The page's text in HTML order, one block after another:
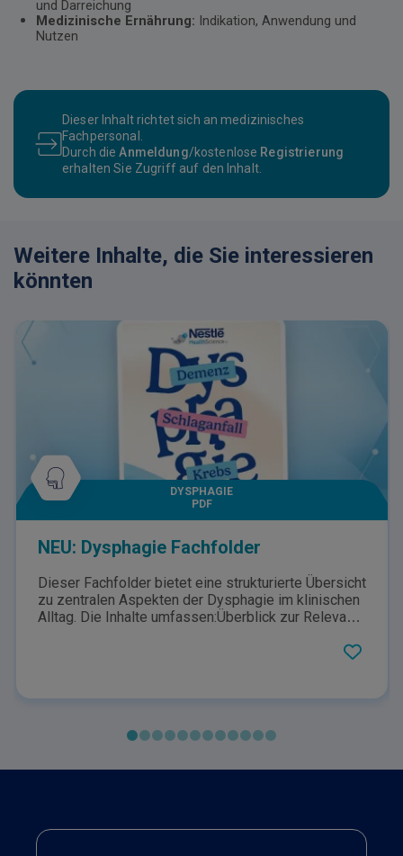
und Darreichung
Medizinische Ernährung: Indikation, Anwendung und
Nutzen
Dieser Inhalt richtet sich an medizinisches
Fachpersonal.
Durch dieAnmeldung/kostenlose Registrierung
erhalten Sie Zugriff auf den Inhalt.
Weitere Inhalte, die Sie interessieren
könnten
DYSPHAGIE
PDF
NEU: Dysphagie Fachfolder
Dieser Fachfolder bietet eine strukturierte Übersicht
zu zentralen Aspekten der Dysphagie im klinischen
Alltag. Die Inhalte umfassen:Überblick zur Relevanz
Screening-Instruments (EAT‑10) inklusive
ernährungstherapeutischen Maßnahmen und